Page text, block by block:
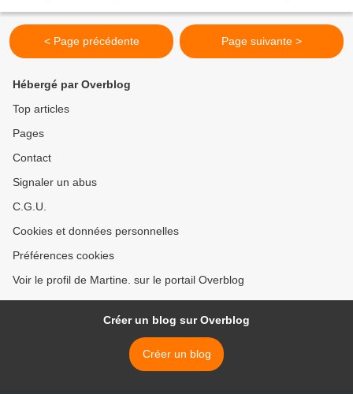
< Page précédente Page suivante >
Hébergé par Overblog
Top articles
Pages
Contact
Signaler un abus
C.G.U.
Cookies et données personnelles
Préférences cookies
Voir le profil de Martine. sur le portail Overblog
Créer un blog sur Overblog
Créer un blog